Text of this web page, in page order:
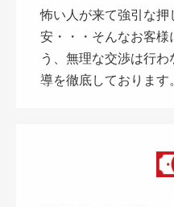
怖い人が来て強引な
安・・・そんなお客様
う、無理な交渉は行
導を徹底しております。